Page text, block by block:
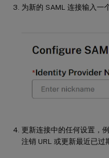
为新的 SAML 连接输入一
更新连接中的任何设置，
注销 URL 或更新最近已过